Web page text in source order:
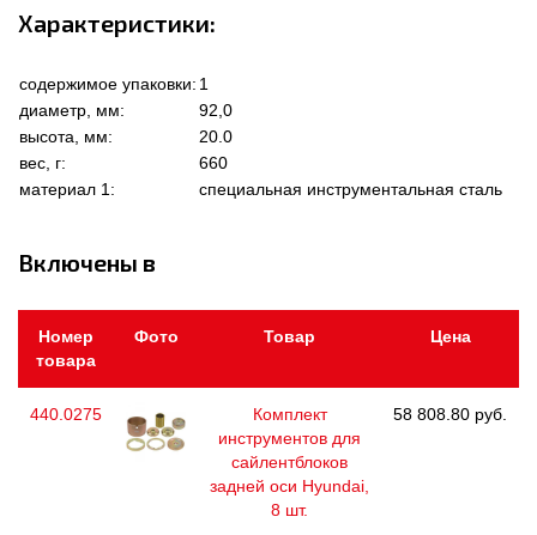
Характеристики:
содержимое упаковки: 1
диаметр, мм:
92,0
высота, мм:
20.0
вес, г:
660
материал 1:
специальная инструментальная сталь
Включены в
Номер
товара
Фото Товар Цена
440.0275
Комплект
инструментов для
сайлентблоков
задней оси Hyundai,
8 шт.
58 808.80 руб.